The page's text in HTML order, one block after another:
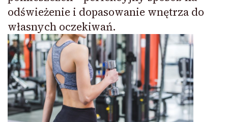
odświeżenie i dopasowanie wnętrza do
własnych oczekiwań.